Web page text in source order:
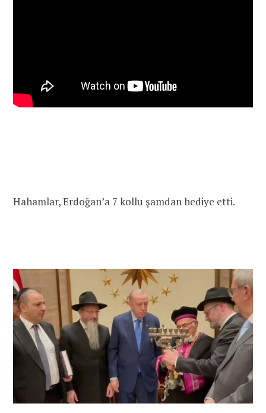
Hahamlar, Erdoğan’a 7 kollu şamdan hediye etti.